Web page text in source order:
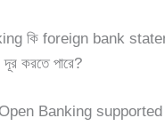
কি foreign bank
করতে পারে?
Open Banking